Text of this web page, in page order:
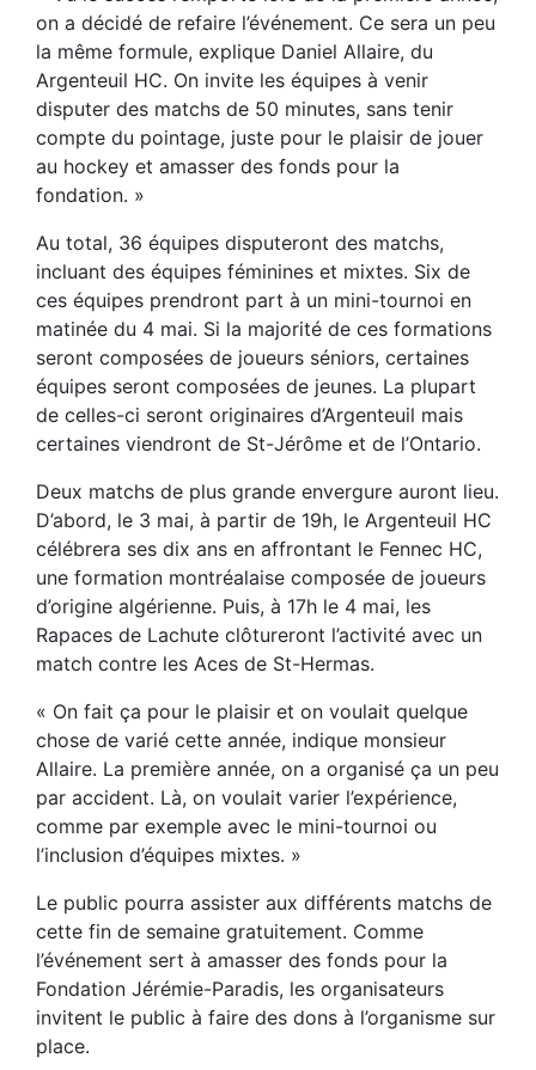
on a décidé de refaire l’événement. Ce sera un peu
la même formule, explique Daniel Allaire, du
Argenteuil HC. On invite les équipes à venir
disputer des matchs de 50 minutes, sans tenir
compte du pointage, juste pour le plaisir de jouer
au hockey et amasser des fonds pour la
fondation. »
Au total, 36 équipes disputeront des matchs,
incluant des équipes féminines et mixtes. Six de
ces équipes prendront part à un mini-tournoi en
matinée du 4 mai. Si la majorité de ces formations
seront composées de joueurs séniors, certaines
équipes seront composées de jeunes. La plupart
de celles-ci seront originaires d’Argenteuil mais
certaines viendront de St-Jérôme et de l’Ontario.
Deux matchs de plus grande envergure auront lieu.
D’abord, le 3 mai, à partir de 19h, le Argenteuil HC
célébrera ses dix ans en affrontant le Fennec HC,
une formation montréalaise composée de joueurs
d’origine algérienne. Puis, à 17h le 4 mai, les
Rapaces de Lachute clôtureront l’activité avec un
match contre les Aces de St-Hermas.
« On fait ça pour le plaisir et on voulait quelque
chose de varié cette année, indique monsieur
Allaire. La première année, on a organisé ça un peu
par accident. Là, on voulait varier l’expérience,
comme par exemple avec le mini-tournoi ou
l’inclusion d’équipes mixtes. »
Le public pourra assister aux différents matchs de
cette fin de semaine gratuitement. Comme
l’événement sert à amasser des fonds pour la
Fondation Jérémie-Paradis, les organisateurs
invitent le public à faire des dons à l’organisme sur
place.